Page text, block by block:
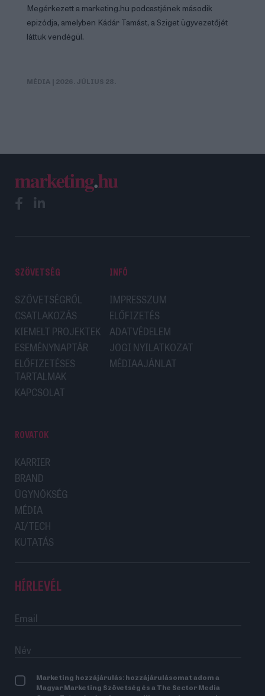
Megérkezett a marketing.hu podcastjének második
epizódja, amelyben Kádár Tamást, a Sziget ügyvezetőjét
láttuk vendégül.
MÉDIA | 2026. JÚLIUS 28.
SZÖVETSÉG
SZÖVETSÉGRŐL
CSATLAKOZÁS
KIEMELT PROJEKTEK
ESEMÉNYNAPTÁR
ELŐFIZETÉSES
TARTALMAK
KAPCSOLAT
INFÓ
IMPRESSZUM
ELŐFIZETÉS
ADATVÉDELEM
JOGI NYILATKOZAT
MÉDIAAJÁNLAT
ROVATOK
KARRIER
BRAND
ÜGYNÖKSÉG
MÉDIA
AI/TECH
KUTATÁS
HÍRLEVÉL
Marketing hozzájárulás: hozzájárulásomat adom a
Magyar Marketing Szövetség és a The Sector Media